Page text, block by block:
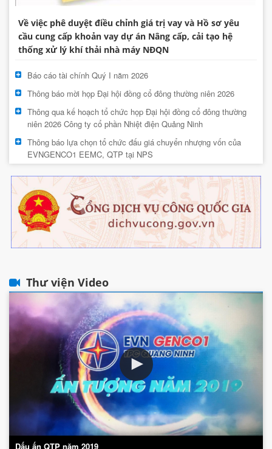
Về việc phê duyệt điều chỉnh giá trị vay và Hồ sơ yêu
cầu cung cấp khoản vay dự án Nâng cấp, cải tạo hệ
thống xử lý khí thải nhà máy NĐQN
Báo cáo tài chính Quý I năm 2026
Thông báo mời họp Đại hội đồng cổ đông thường niên 2026
Thông qua kế hoạch tổ chức họp Đại hội đồng cổ đông thường
niên 2026 Công ty cổ phần Nhiệt điện Quảng Ninh
Thông báo lựa chọn tổ chức đấu giá chuyển nhượng vốn của
EVNGENCO1 EEMC, QTP tại NPS
Thư viện Video
Dấu ấn QTP năm 2019